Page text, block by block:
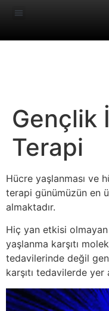
Gençlik
Terapi
Hücre yaşlanması ve
terapi günümüzün en
almaktadır.
Hiç yan etkisi
yaşlanma karşıtı
tedavilerinde değil
karşıtı tedavilerde yer